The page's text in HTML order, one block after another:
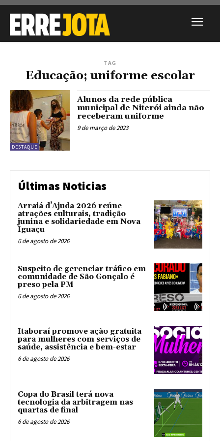
TAG
Educação; uniforme escolar
DESTAQUE
Alunos da rede pública
municipal de Niterói ainda não
receberam uniforme
9 de março de 2023
Últimas Noticias
Arraiá d’Ajuda 2026 reúne
atrações culturais, tradição
junina e solidariedade em Nova
Iguaçu
6 de agosto de 2026
Suspeito de gerenciar tráfico em
comunidade de São Gonçalo é
preso pela PM
6 de agosto de 2026
Itaboraí promove ação gratuita
para mulheres com serviços de
saúde, assistência e bem-estar
6 de agosto de 2026
Copa do Brasil terá nova
tecnologia da arbitragem nas
quartas de final
6 de agosto de 2026